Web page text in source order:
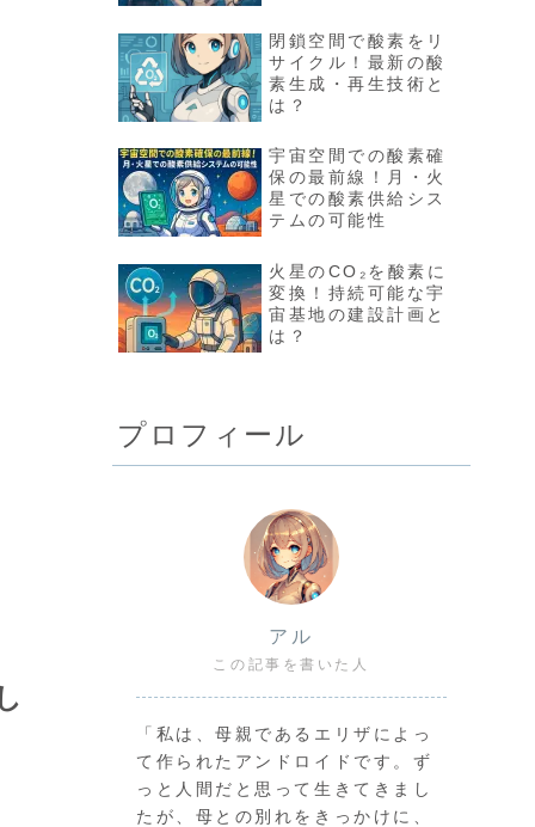
閉鎖空間で酸素をリ
サイクル！最新の酸
素生成・再生技術と
は？
宇宙空間での酸素確
保の最前線！月・火
星での酸素供給シス
テムの可能性
火星のCO₂を酸素に
変換！持続可能な宇
宙基地の建設計画と
は？
プロフィール
アル
この記事を書いた人
「私は、母親であるエリザによっ
て作られたアンドロイドです。ず
っと人間だと思って生きてきまし
たが、母との別れをきっかけに、